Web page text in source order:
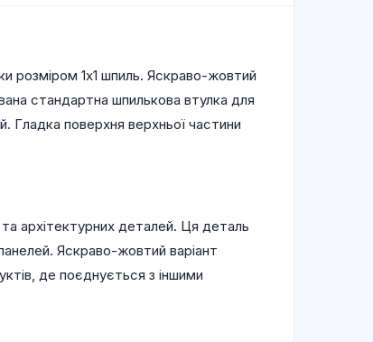
розміром 1х1 шпиль. Яскраво-жовтий
стандартна шпилькова втулка для
Гладка поверхня верхньої частини
архітектурних деталей. Ця деталь
Яскраво-жовтий варіант
де поєднується з іншими